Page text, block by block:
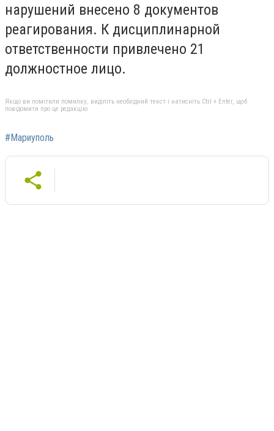
нарушений внесено 8 документов
реагирования. К дисциплинарной
ответственности привлечено 21
должностное лицо.
Якщо ви помітили помилку, виділіть необхідний текст і натисніть Ctrl + Enter, щоб
повідомити про це редакцію
#Мариуполь